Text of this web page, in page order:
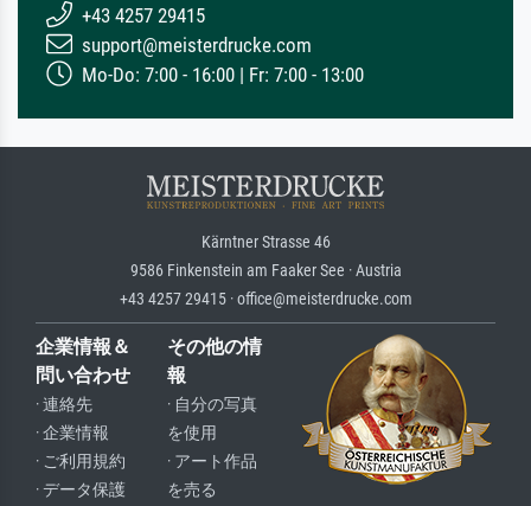
+43 4257 29415
support@meisterdrucke.com
Mo-Do: 7:00 - 16:00 | Fr: 7:00 - 13:00
Kärntner Strasse 46
9586 Finkenstein am Faaker See · Austria
+43 4257 29415 · office@meisterdrucke.com
企業情報＆
問い合わせ
· 連絡先
· 企業情報
· ご利用規約
· データ保護
その他の情
報
· 自分の写真
を使用
· アート作品
を売る